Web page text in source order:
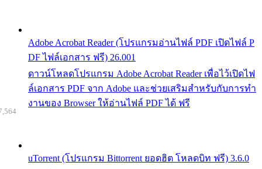
Adobe Acrobat Reader (โปรแกรมอ่านไฟล์ PDF เปิดไฟล์ P
DF ไฟล์เอกสาร ฟรี) 26.001
ดาวน์โหลดโปรแกรม Adobe Acrobat Reader เพื่อไว้เปิดไฟ
ล์เอกสาร PDF จาก Adobe และช่วยเสริมสำหรับกับการทำ
งานของ Browser ให้อ่านไฟล์ PDF ได้ ฟรี
uTorrent (โปรแกรม Bittorrent ยอดฮิต โหลดบิท ฟรี) 3.6.0